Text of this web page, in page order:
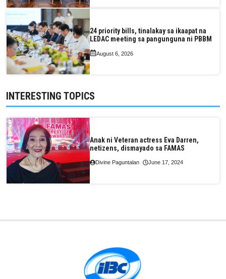
24 priority bills, tinalakay sa ikaapat na
LEDAC meeting sa pangunguna ni PBBM
August 6, 2026
INTERESTING TOPICS
Anak ni Veteran actress Eva Darren,
netizens, dismayado sa FAMAS
Divine Paguntalan June 17, 2024